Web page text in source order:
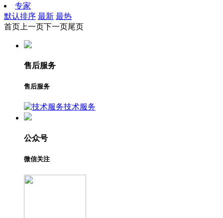
专家
默认排序 最新 最热
首页 上一页下一页尾页
售后服务
售后服务
技术服务
公众号
微信关注